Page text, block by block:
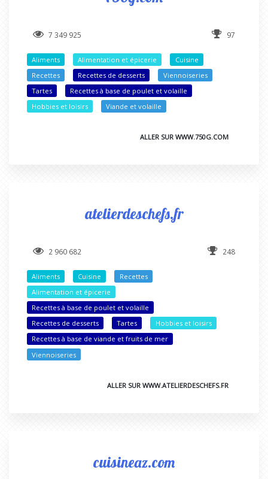
7 349 925 97
Aliments Alimentation et épicerie
Cuisine
Recettes
Recettes de desserts
Viennoiseries
Tartes
Recettes à base de poulet et volaille
Hobbies et loisirs
Viande et volaille
ALLER SUR WWW.750G.COM
atelierdeschefs.fr
2 960 682 248
Aliments Cuisine
Recettes
Alimentation et épicerie
Recettes à base de poulet et volaille
Recettes de desserts
Tartes
Hobbies et loisirs
Recettes à base de viande et fruits de mer
Viennoiseries
ALLER SUR WWW.ATELIERDESCHEFS.FR
cuisineaz.com